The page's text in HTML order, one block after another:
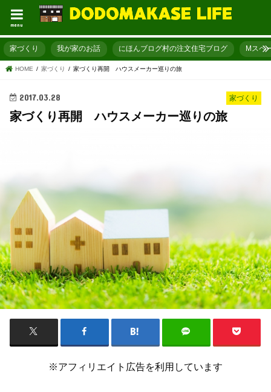
menu
家づくり 我が家のお話 にほんブログ村の注文住宅ブログ Mスペ
HOME 家づくり 家づくり再開 ハウスメーカー巡りの旅
家づくり
2017.03.28
家づくり再開 ハウスメーカー巡りの旅
※アフィリエイト広告を利用しています